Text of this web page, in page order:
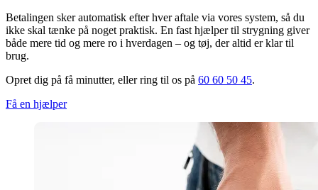
Betalingen sker automatisk efter hver aftale via vores system, så du
ikke skal tænke på noget praktisk. En fast hjælper til strygning giver
både mere tid og mere ro i hverdagen – og tøj, der altid er klar til
brug.
Opret dig på få minutter, eller ring til os på 60 60 50 45.
Få en hjælper